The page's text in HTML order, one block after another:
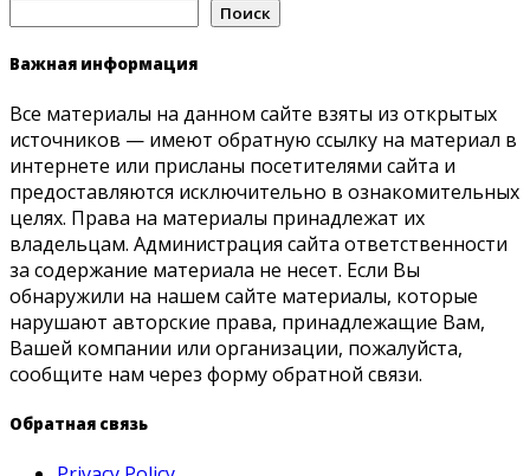
Поиск
Важная информация
Все материалы на данном сайте взяты из открытых
источников — имеют обратную ссылку на материал в
интернете или присланы посетителями сайта и
предоставляются исключительно в ознакомительных
целях. Права на материалы принадлежат их
владельцам. Администрация сайта ответственности
за содержание материала не несет. Если Вы
обнаружили на нашем сайте материалы, которые
нарушают авторские права, принадлежащие Вам,
Вашей компании или организации, пожалуйста,
сообщите нам через форму обратной связи.
Обратная связь